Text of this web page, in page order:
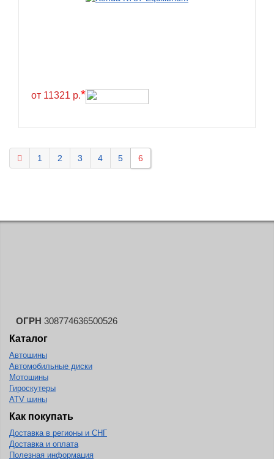
от 11321 р.*
1 2 3 4 5 6
ОГРН 308774636500526
Каталог
Автошины
Автомобильные диски
Мотошины
Гироскутеры
ATV шины
Как покупать
Доставка в регионы и СНГ
Доставка и оплата
Полезная информация